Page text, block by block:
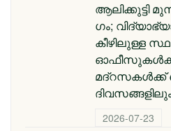
ആലിക്കുട്ടി
ഗം;
കീഴിലുള്ള
മദ്റസകള്‍ക്ക്
2026-07-23